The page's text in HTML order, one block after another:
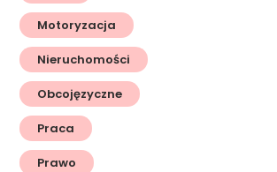
Motoryzacja
Nieruchomości
Obcojęzyczne
Praca
Prawo